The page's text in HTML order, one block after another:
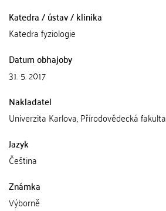
Katedra / ústav / klinika
Katedra fyziologie
Datum obhajoby
31. 5. 2017
Nakladatel
Univerzita Karlova, Přírodovědecká fakulta
Jazyk
Čeština
Známka
Výborně